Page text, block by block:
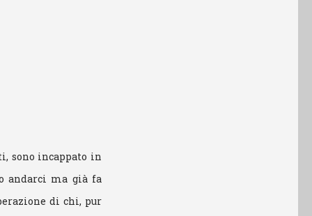
sono incappato in
andarci ma già fa
di chi, pur